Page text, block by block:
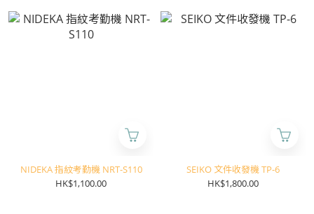
NIDEKA 指紋考勤機 NRT-S110
HK$1,100.00
SEIKO 文件收發機 TP-6
HK$1,800.00